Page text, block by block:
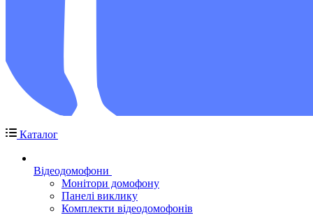
Каталог
Відеодомофони
Монітори домофону
Панелі виклику
Комплекти відеодомофонів